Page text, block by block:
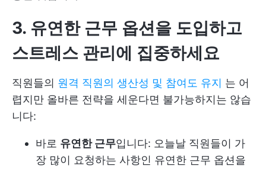
3. 유연한 근무 옵션을 도입하고
스트레스 관리에 집중하세요
직원들의 원격 직원의 생산성 및 참여도 유지 는 어
렵지만 올바른 전략을 세운다면 불가능하지는 않습
니다:
바로 유연한 근무입니다: 오늘날 직원들이 가
장 많이 요청하는 사항인 유연한 근무 옵션을